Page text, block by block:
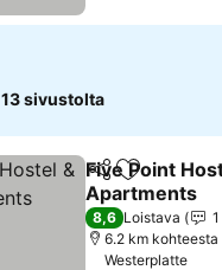
13 sivustolta
Jaa Lisää
Five Point
Apartments
8,6 Loistava
6.2 km
Westerplatte